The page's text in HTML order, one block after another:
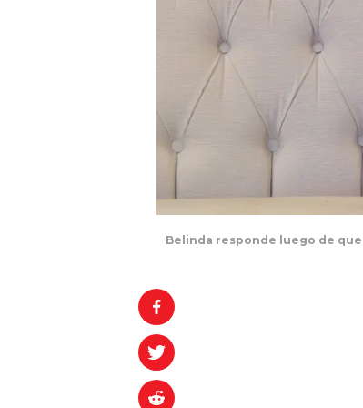
Belinda responde luego de